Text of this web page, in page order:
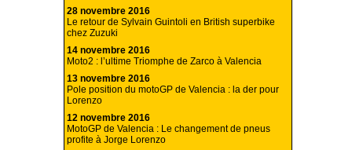
28 novembre 2016
Le retour de Sylvain Guintoli en British superbike
chez Zuzuki
14 novembre 2016
Moto2 : l’ultime Triomphe de Zarco à Valencia
13 novembre 2016
Pole position du motoGP de Valencia : la der pour
Lorenzo
12 novembre 2016
MotoGP de Valencia : Le changement de pneus
profite à Jorge Lorenzo